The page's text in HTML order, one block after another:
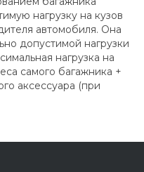
нагрузку на кузов
автомобиля. Она
допустимой нагрузки
нагрузка на
самого багажника +
аксессуара (при